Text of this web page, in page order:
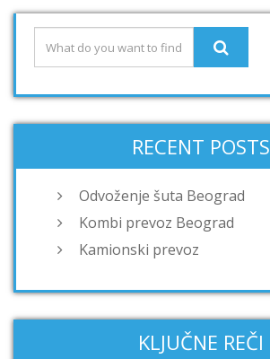
RECENT POSTS
Odvoženje šuta Beograd
Kombi prevoz Beograd
Kamionski prevoz
KLJUČNE REČI